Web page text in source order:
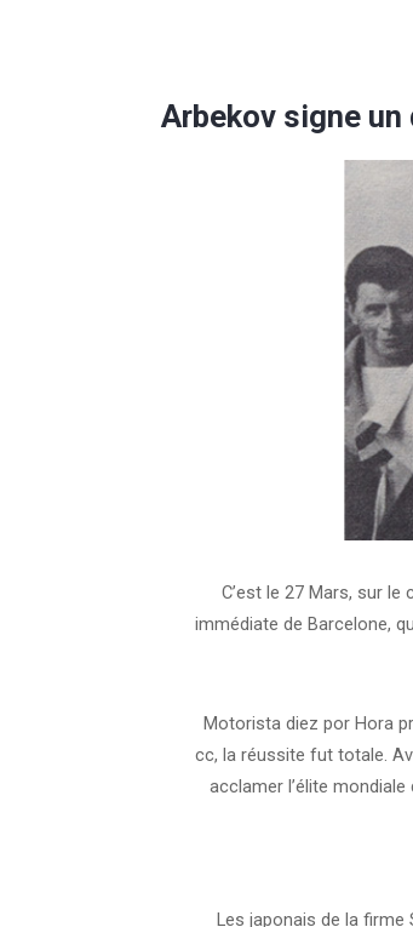
Arbekov signe
C’est le 27 Mars, sur
immédiate de Barcelone,
Motorista diez por Hora
cc, la réussite fut totale.
acclamer l’élite
Les japonais de la firme